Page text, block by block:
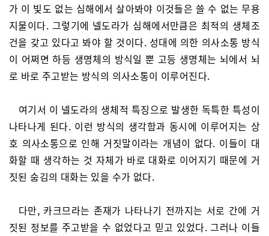
가 이 빛도 없는 심해에서 살아봐야 이것들은 쓸 수 없는 무용
지물이다. 그렇기에 넬도라가 심해에서만큼은 최적의 생체조
건을 갖고 있다고 봐야 할 것이다. 성대에 의한 의사소통 방식
이 어쩌면 하등 생명체의 방식일 뿐 고등 생명체는 뇌에서 뇌
로 바로 주고받는 방식의 의사소통이 이루어진다.
여기서 이 넬도라의 생체적 특징으로 발생한 독특한 특성이
나타나게 된다. 이런 방식의 생각함과 동시에 이루어지는 상
호 의사소통으로 인해 거짓말이라는 개념이 없다. 이들이 대
화할 때 생각하는 것 자체가 바로 대화로 이어지기 때문에 거
짓된 숨김의 대화는 있을 수가 없다.
다만, 카크므라는 존재가 나타나기 전까지는 서로 간에 거
짓된 정보를 주고받을 수 없었다고 믿고 있었다. 그러나 이들